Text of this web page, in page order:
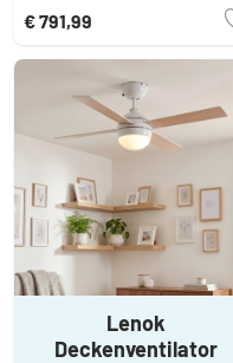
€ 791,99
Lenok
Deckenventilator